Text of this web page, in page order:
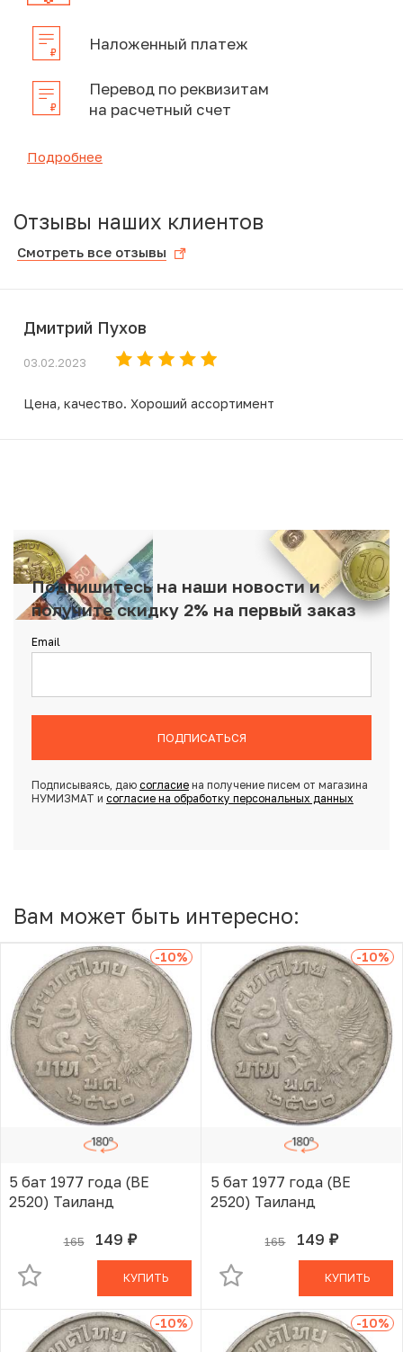
Наложенный платеж
Перевод по реквизитам
на расчетный счет
Подробнее
Отзывы наших клиентов
Смотреть все отзывы
Дмитрий Пухов
03.02.2023
Цена, качество. Хороший ассортимент
Подпишитесь на наши новости и
получите скидку 2% на первый заказ
Email
ПОДПИСАТЬСЯ
Подписываясь, даю согласиена получение писем от магазина
НУМИЗМАТ и согласие на обработку персональных данных
Вам может быть интересно:
-10%
5 бат 1977 года (BE
2520) Таиланд
165 149 руб.
В КОРЗИНЕ
КУПИТЬ
-10%
5 бат 1977 года (BE
2520) Таиланд
165 149 руб.
В КОРЗИНЕ
КУПИТЬ
-10% -10%